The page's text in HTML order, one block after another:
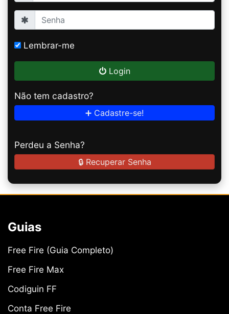
Lembrar-me
Login
Não tem cadastro?
➕ Cadastre-se!
Perdeu a Senha?
🔒 Recuperar Senha
Guias
Free Fire (Guia Completo)
Free Fire Max
Codiguin FF
Conta Free Fire